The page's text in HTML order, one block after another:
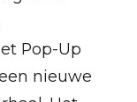
Pop-Up
nieuwe